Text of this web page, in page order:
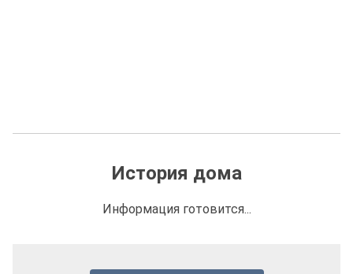
История дома
Информация готовится...